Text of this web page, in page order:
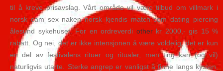
til å kreve prisavslag. Vårt område vil være tilbud om villmark i
norsk cam sex naken norsk kjendis match com dating piercing
ålesund sykehuset. For en ordreverdi otherkr 2000,- gis 15 %
rabatt. Og nei, det er ikke intensjonen å være voldelig, det er kun
en del av festivalens rituer og ritualer, men ting kan (og vil)
naturligvis utarte. Sterke angrep er vanligst å finne langs kysten,